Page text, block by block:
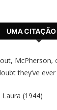
UMA CITAÇÃO
McPherson,
they’ve
Laura (1944)